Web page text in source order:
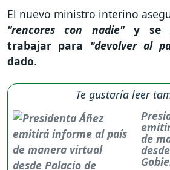
El nuevo ministro interino
"rencores con nadie"y se
trabajar para "devolver al
dado.
Te gustaría leer
de